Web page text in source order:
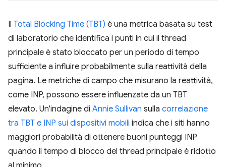
Il Total Blocking Time (TBT) è una metrica basata su test
di laboratorio che identifica i punti in cui il thread
principale è stato bloccato per un periodo di tempo
sufficiente a influire probabilmente sulla reattività della
pagina. Le metriche di campo che misurano la reattività,
come INP, possono essere influenzate da un TBT
elevato. Un'indagine di Annie Sullivan sulla correlazione
tra TBT e INP sui dispositivi mobili indica che i siti hanno
maggiori probabilità di ottenere buoni punteggi INP
quando il tempo di blocco del thread principale è ridotto